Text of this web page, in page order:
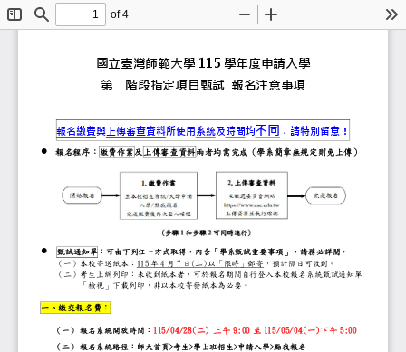
ToggleFind
of 4
Zoom
國立臺灣師範大學
115學年度申請入學
第二階段指定項目甄試
報名注意事項
報名繳費與上傳審查資料所使用系統及時間
不同，請特別留意
 報名程序：
繳費作業
及 上傳審查資料
兩者均需
完成
（學系簡章無規定則
）
 甄試通知單
： 可由下列任一方式取得，
內含
「 學 系甄試
重要事項」
， 請務必詳閱。
（一）本校寄送紙本：
115年 4 月 7 日 ( 二 ) 以「限時」郵寄，預計隔日可
（二）考生上網列印：未收到紙本者，可於報名期間自行
「檢視」下載列印，非以本校寄發紙本為必要。
一、繳交報名費：
（一）報名系統開放時間
： 1 15/04/28
(二) 上午9:00
至 115
/05/04(一)下午5:00
（二）報名系統
路徑：
師大首頁
>考生
>學士班招生
>申請入學
>點我報名